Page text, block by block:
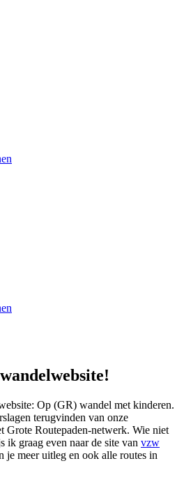
Op (GR) wandel met kinderen.
terugvinden van onze
Grote Routepaden-netwerk. Wie niet
graag even naar de site van vzw
je meer uitleg en ook alle routes in